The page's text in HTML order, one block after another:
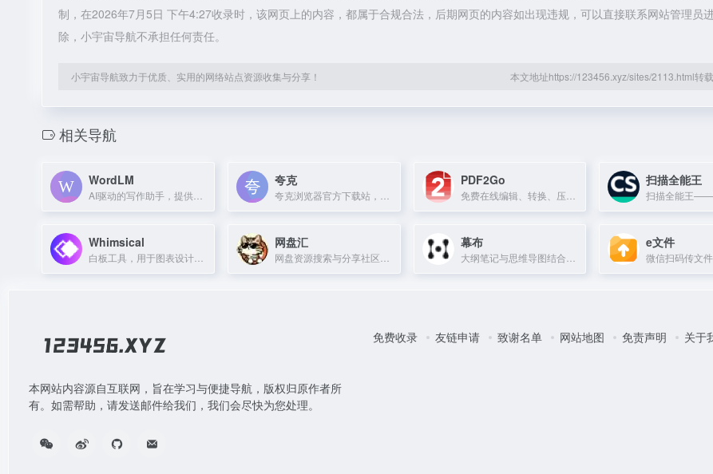
制，在2026年7月5日 下午4:27收录时，该网页上的内容，都属于合规合法，后期网页的内容如出现违规，可以直接联系网站管理员
除，小宇宙导航不承担任何责任。
小宇宙导航致力于优质、实用的网络站点资源收集与分享！ 本文地址https://123456.xyz/sites/2113.html转
相关导航
WordLM 夸克 PDF2Go 扫描全能王
Whimsical 网盘汇 幕布 e文件
本网站内容源自互联网，旨在学习与便捷导航，版权归原作者所
有。如需帮助，请发送邮件给我们，我们会尽快为您处理。
免费收录 友链申请 致谢名单 网站地图 免责声明 关于